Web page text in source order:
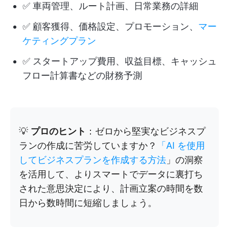
✅ 車両管理、ルート計画、日常業務の詳細
✅ 顧客獲得、価格設定、プロモーション、 マー
ケティングプラン
✅ スタートアップ費用、収益目標、キャッシュ
フロー計算書などの財務予測
💡 プロのヒント ：ゼロから堅実なビジネスプ
ランの作成に苦労していますか？
「AI を使用
してビジネスプランを作成する方法 」の洞察
を活用して、よりスマートでデータに裏打ち
された意思決定により、計画立案の時間を数
日から数時間に短縮しましょう。